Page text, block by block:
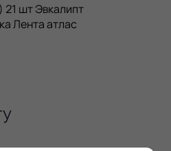
шт Эвкалипт
Лента атлас